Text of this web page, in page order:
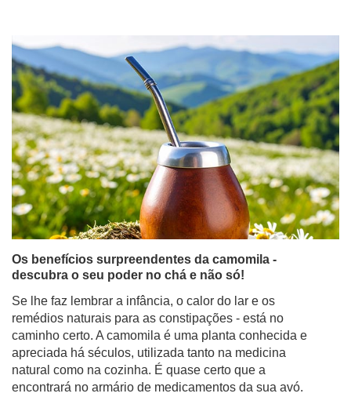
Os benefícios surpreendentes da camomila -
descubra o seu poder no chá e não só!
Se lhe faz lembrar a infância, o calor do lar e os
remédios naturais para as constipações - está no
caminho certo. A camomila é uma planta conhecida e
apreciada há séculos, utilizada tanto na medicina
natural como na cozinha. É quase certo que a
encontrará no armário de medicamentos da sua avó.